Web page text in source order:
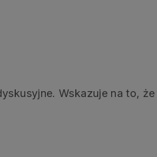
Wskazuje na to, że